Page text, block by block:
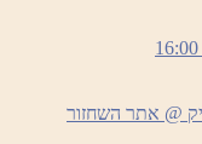
16:00